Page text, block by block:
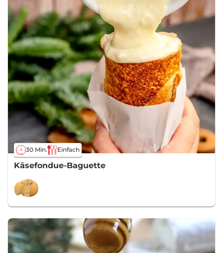
30 Min. Einfach
Käsefondue-Baguette